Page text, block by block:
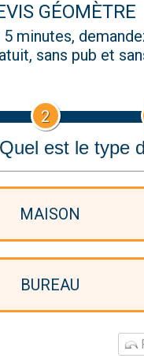
GÉOMÈTRE
5 minutes,
sans pub et
2
Quel est le type
MAISON
BUREAU